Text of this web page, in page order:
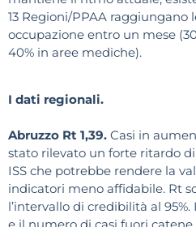
13 Regioni/PPAA raggiungano
occupazione entro un mese
40% in aree mediche).
I dati regionali.
Abruzzo Rt 1,39. Casi in
stato rilevato un forte ritardo
ISS che potrebbe rendere la
indicatori meno affidabile. Rt
l’intervallo di credibilità al